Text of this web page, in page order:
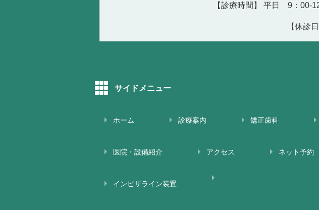
【診療時間】 平日 9：
【休診
サイドメニュー
ホーム 診療案内 矯正歯科
医院・設備紹介 アクセス ネット予約
インビザライン装置